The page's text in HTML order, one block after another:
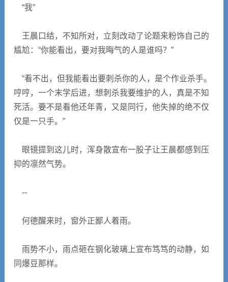
“我”
王晨口结，不知所对，立刻改动了论题来粉饰自己的
尴尬：“你能看出，要对我晦气的人是谁吗？”
“看不出，但我能看出要刺杀你的人，是个作业杀手。
哼哼，一个末学后进，想刺杀我要维护的人，真是不知
死活。要不是看他还年青，又是同行，他失掉的绝不仅
仅是一只手。”
眼镜提到这儿时，浑身散宣布一股子让王晨都感到压
抑的凛然气势。
--
何德醒来时，窗外正鄙人着雨。
雨势不小，雨点砸在钢化玻璃上宣布笃笃的动静，如
同爆豆那样。